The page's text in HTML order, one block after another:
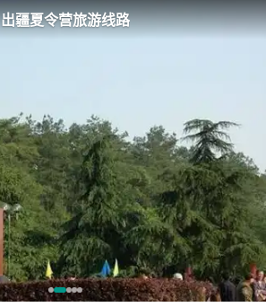
出疆夏令营旅游线路